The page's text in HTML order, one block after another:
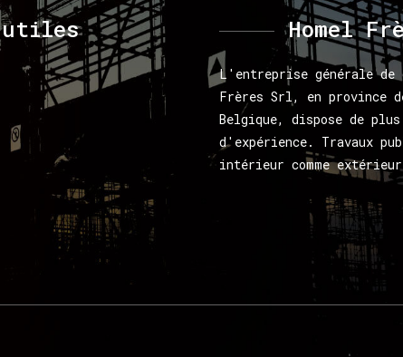
utiles Homel
L'entreprise générale de
Frères Srl, en province
Belgique, dispose de plus
d'expérience. Travaux
intérieur comme